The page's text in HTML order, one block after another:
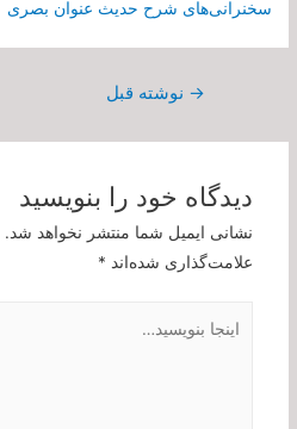
سخنرانی‌های شرح حدیث عنوان بصری
راهبری
→ نوشته قبل
دیدگاه‌ خود را بنویسید
نشانی ایمیل شما منتشر نخواهد شد.
علامت‌گذاری شده‌اند *
بنویسید…